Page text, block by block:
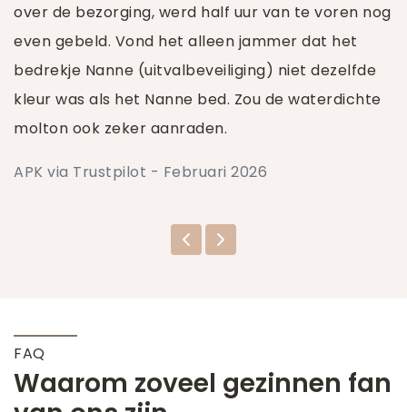
over de bezorging, werd half uur van te voren nog
even gebeld. Vond het alleen jammer dat het
bedrekje Nanne (uitvalbeveiliging) niet dezelfde
kleur was als het Nanne bed. Zou de waterdichte
molton ook zeker aanraden.
APK via Trustpilot - Februari 2026
FAQ
Waarom zoveel gezinnen fan